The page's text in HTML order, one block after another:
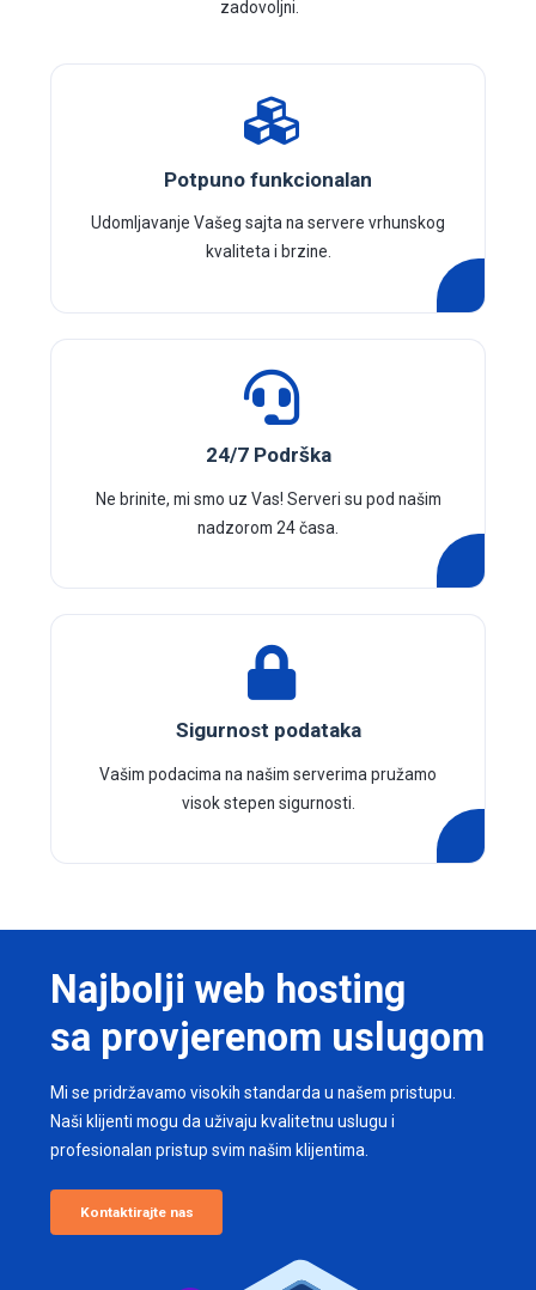
zadovoljni.
Potpuno funkcionalan
Udomljavanje Vašeg sajta na servere vrhunskog
kvaliteta i brzine.
24/7 Podrška
Ne brinite, mi smo uz Vas! Serveri su pod našim
nadzorom 24 časa.
Sigurnost podataka
Vašim podacima na našim serverima pružamo
visok stepen sigurnosti.
Najbolji web hosting
sa provjerenom uslugom
Mi se pridržavamo visokih standarda u našem pristupu.
Naši klijenti mogu da uživaju kvalitetnu uslugu i
profesionalan pristup svim našim klijentima.
Kontaktirajte nas